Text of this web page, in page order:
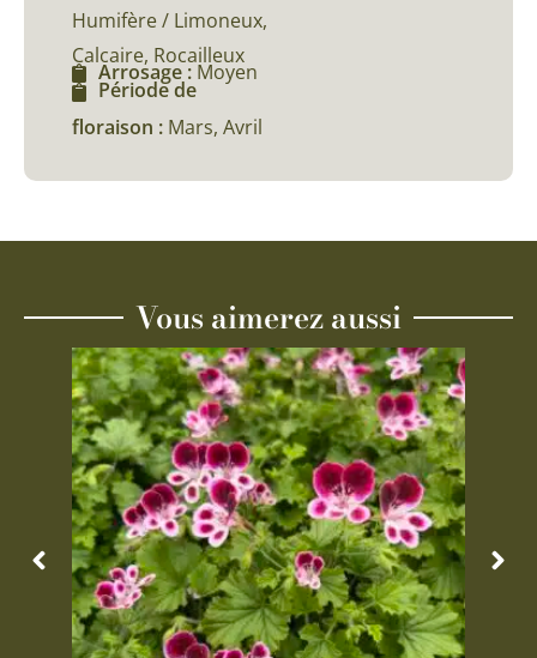
Humifère / Limoneux,
Calcaire, Rocailleux
Arrosage : Moyen
Période de
floraison : Mars, Avril
Vous aimerez aussi